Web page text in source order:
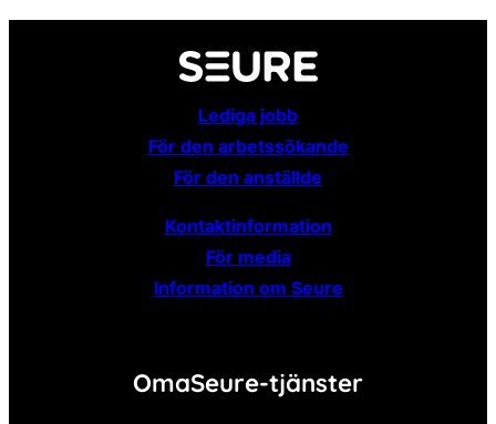
Lediga jobb
För den arbetssökande
För den anställde
Kontaktinformation
För media
Information om Seure
OmaSeure-tjänster